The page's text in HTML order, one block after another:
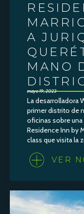
A
MANO
mayo 19, 2023
La desarrolladora
primer distrito de
oficinas sobre
Residence Inn by
class que visita la
VER